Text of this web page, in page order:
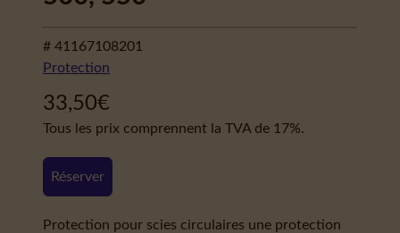
# 41167108201
Protection
33,50€
Tous les prix comprennent la TVA de 17%.
Réserver
Protection pour scies circulaires une protection